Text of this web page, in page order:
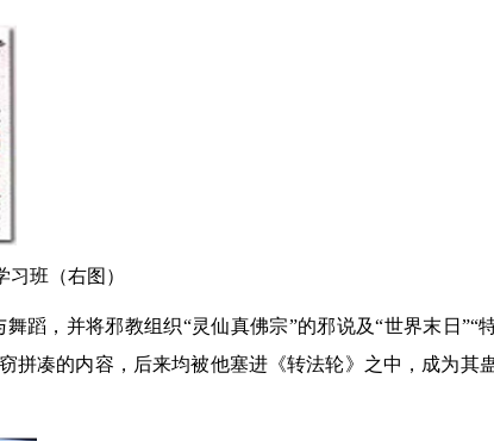
班（右图）
蹈，并将邪教组织“灵仙真佛宗”的邪说及“世界末日”“
拼凑的内容，后来均被他塞进《转法轮》之中，成为其